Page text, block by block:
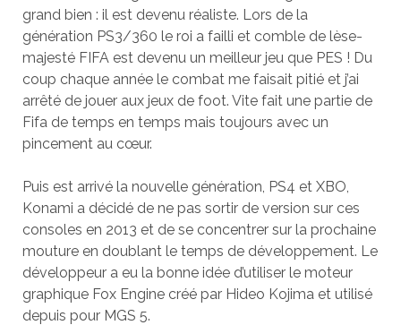
grand bien : il est devenu réaliste. Lors de la
génération PS3/360 le roi a failli et comble de lèse-
majesté FIFA est devenu un meilleur jeu que PES ! Du
coup chaque année le combat me faisait pitié et j’ai
arrêté de jouer aux jeux de foot. Vite fait une partie de
Fifa de temps en temps mais toujours avec un
pincement au cœur.
Puis est arrivé la nouvelle génération, PS4 et XBO,
Konami a décidé de ne pas sortir de version sur ces
consoles en 2013 et de se concentrer sur la prochaine
mouture en doublant le temps de développement. Le
développeur a eu la bonne idée d’utiliser le moteur
graphique Fox Engine créé par Hideo Kojima et utilisé
depuis pour MGS 5.